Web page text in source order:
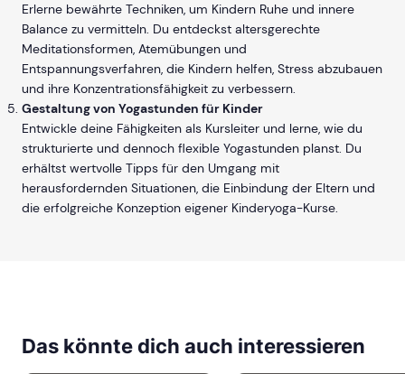
Erlerne bewährte Techniken, um Kindern Ruhe und innere
Balance zu vermitteln. Du entdeckst altersgerechte
Meditationsformen, Atemübungen und
Entspannungsverfahren, die Kindern helfen, Stress abzubauen
und ihre Konzentrationsfähigkeit zu verbessern.
Gestaltung von Yogastunden für Kinder
Entwickle deine Fähigkeiten als Kursleiter und lerne, wie du
strukturierte und dennoch flexible Yogastunden planst. Du
erhältst wertvolle Tipps für den Umgang mit
herausfordernden Situationen, die Einbindung der Eltern und
die erfolgreiche Konzeption eigener Kinderyoga-Kurse.
Das könnte dich auch interessieren